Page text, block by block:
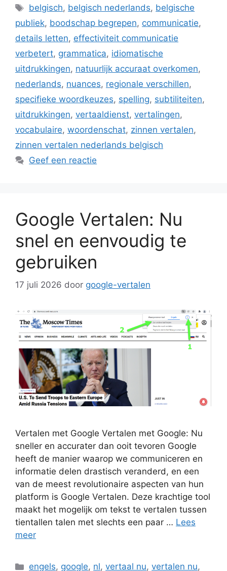
Tags
belgisch, belgisch nederlands, belgische
publiek, boodschap begrepen, communicatie,
details letten, effectiviteit communicatie
verbetert, grammatica, idiomatische
uitdrukkingen, natuurlijk accuraat overkomen,
nederlands, nuances, regionale verschillen,
specifieke woordkeuzes, spelling, subtiliteiten,
uitdrukkingen, vertaaldienst, vertalingen,
vocabulaire, woordenschat, zinnen vertalen,
zinnen vertalen nederlands belgisch
Geef een reactie
Google Vertalen: Nu
snel en eenvoudig te
gebruiken
17 juli 2026 door google-vertalen
Vertalen met Google Vertalen met Google: Nu
sneller en accurater dan ooit tevoren Google
heeft de manier waarop we communiceren en
informatie delen drastisch veranderd, en een
van de meest revolutionaire aspecten van hun
platform is Google Vertalen. Deze krachtige tool
maakt het mogelijk om tekst te vertalen tussen
tientallen talen met slechts een paar … Lees
meer
Categorieën
engels, google, nl,vertaal nu,vertalen nu,